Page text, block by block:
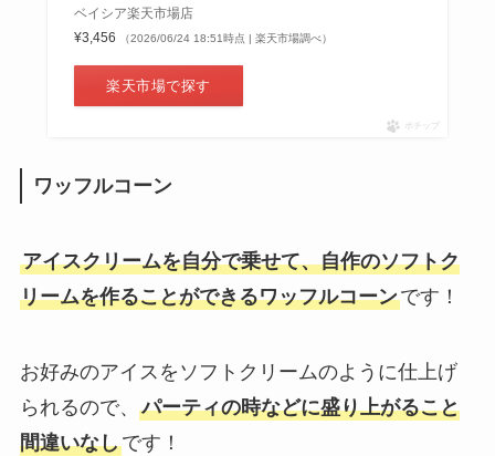
ベイシア楽天市場店
¥3,456
（2026/06/24 18:51時点 | 楽天市場調べ）
楽天市場で探す
ポチップ
ワッフルコーン
アイスクリームを自分で乗せて、自作のソフトク
リームを作ることができるワッフルコーンです！
お好みのアイスをソフトクリームのように仕上げ
られるので、 パーティの時などに盛り上がること
間違いなしです！